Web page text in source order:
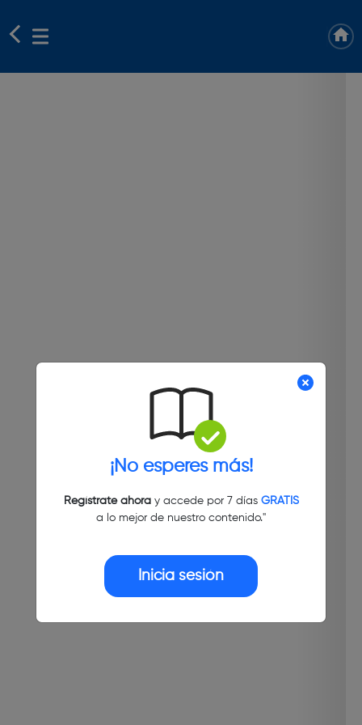
¡No esperes más!
Regístrate ahoray accede por 7 días GRATIS
a lo mejor de nuestro contenido."
Inicia sesión